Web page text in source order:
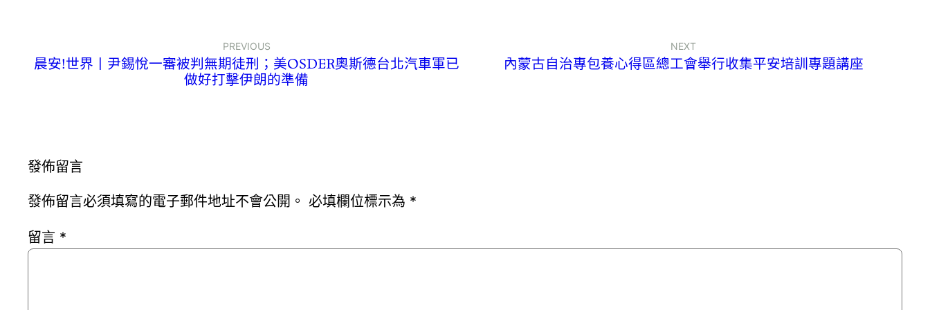
PREVIOUS
晨安!世界丨尹錫悅一審被判無期徒刑；美OSDER奧斯德台北汽車軍已
做好打擊伊朗的準備
NEXT
內蒙古自治專包養心得區總工會舉行收集平安培訓專題講座
發佈留言
發佈留言必須填寫的電子郵件地址不會公開。 必填欄位標示為 *
留言 *